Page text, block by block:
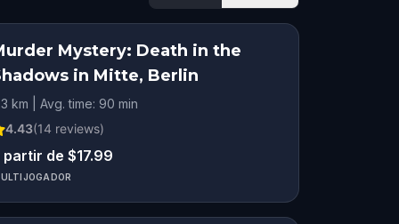
Mystery: Death in the
in Mitte, Berlin
km | Avg. time: 90 min
4.43(14 reviews)
partir de $17.99